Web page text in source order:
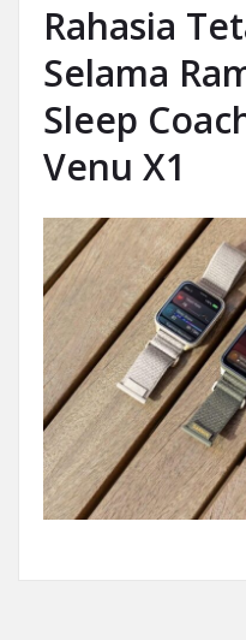
Rahasia
Selama
Sleep
Venu X1